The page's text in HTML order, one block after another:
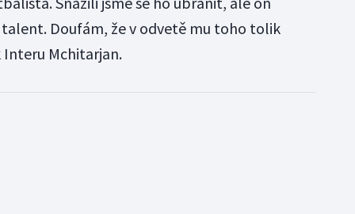
Doufám, že v odvetě mu toho tolik
Mchitarjan.